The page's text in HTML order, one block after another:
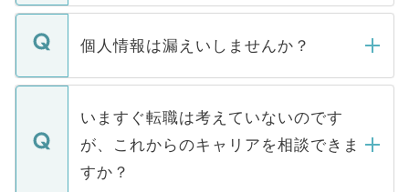
ません。
■応募殺到を避けるため 人気のある医療機
関を公にしてしまうと、応募が殺到する場
に、医療機関が求める条件に合った人材の
みを人材紹介会社に依頼するケースが増え
ています。
転職・入職を強要することは一切ありませ
ん。また、仮に応募先から内定をいただい
定を承諾する必要はありません。内定先へ
の辞退の連絡はキャリアパートナーが行い
個人情報は漏えいしませんか？
個人情報が漏えいすることはありませんの
で、ご安心ください。当サイトからの登録
などで収集したご登録者様の個人情報は、
ご本人のキャリアアップおよび転職活動の
支援を目的に使用いたします。お預かりし
いますぐ転職は考えていないのです
が、これからのキャリアを相談できま
すか？